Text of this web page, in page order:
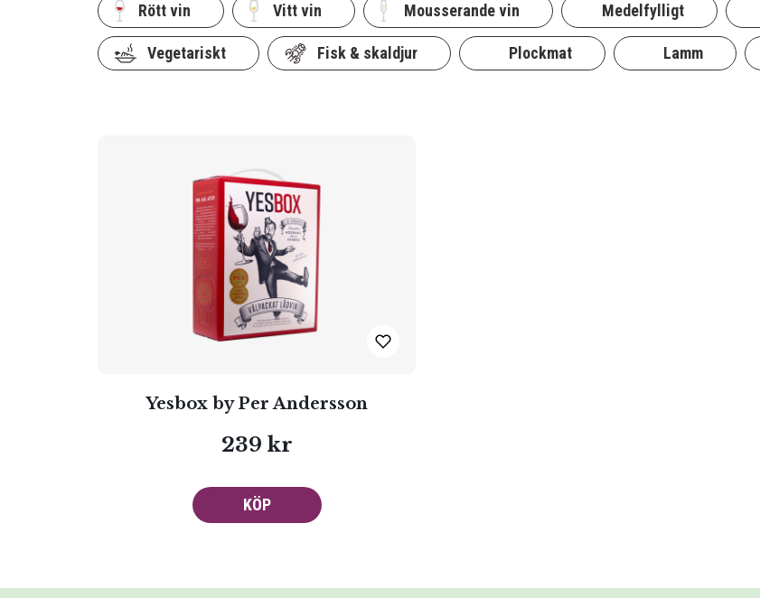
Rött vin Vitt vin Mousserande vin Medelfylligt
Vegetariskt Fisk & skaldjur Plockmat Lamm
Yesbox by Per Andersson
239 kr
KÖP